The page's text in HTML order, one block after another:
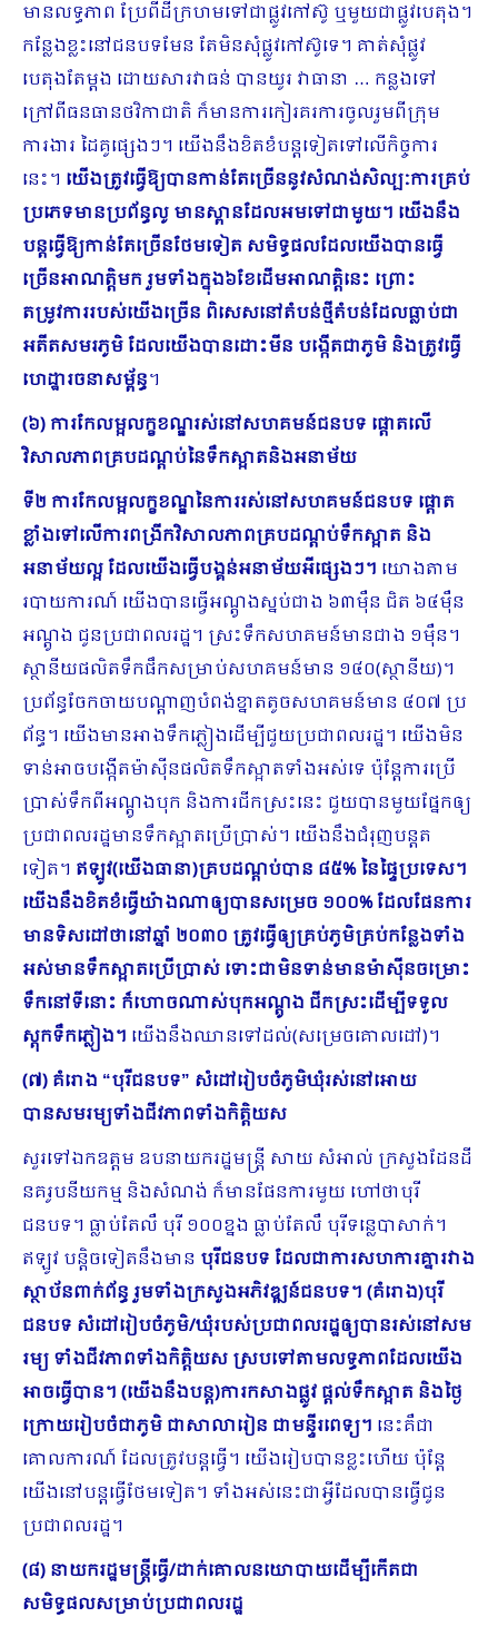
មានលទ្ធភាព ប្រែពីដីក្រហមទៅជាផ្លូវកៅស៊ូ ឬមួយជាផ្លូវបេតុង។
កន្លែងខ្លះនៅជនបទមែន តែមិនសុំផ្លូវកៅស៊ូទេ។ គាត់សុំផ្លូវ
បេតុងតែម្ដង ដោយសារវាធន់ បានយូរ វាធានា … កន្លងទៅ
ក្រៅពីធនធានថវិកាជាតិ ក៏មានការកៀរគរការចូលរួមពីក្រុម
ការងារ ដៃគូផ្សេងៗ។ យើងនឹងខិតខំបន្តទៀតទៅលើកិច្ចការ
នេះ។ យើងត្រូវធ្វើឱ្យបានកាន់តែច្រើននូវសំណង់សិល្បៈការគ្រប់
ប្រភេទមានប្រព័ន្ធលូ មានស្ពានដែលអមទៅជាមួយ។ យើងនឹង
បន្តធ្វើឱ្យកាន់តែច្រើនថែមទៀតសមិទ្ធផលដែលយើងបានធ្វើ
ច្រើនអាណត្តិមក រួមទាំងក្នុង៦ខែដើមអាណត្តិនេះ ព្រោះ
តម្រូវការរបស់យើងច្រើន ពិសេសនៅតំបន់ថ្មីតំបន់ដែលធ្លាប់ជា
អតីតសមរភូមិ ដែលយើងបានដោះមីន បង្កើតជាភូមិ និងត្រូវធ្វើ
ហេដ្ឋារចនាសម្ព័ន្ធ។
(៦) ការកែលម្អលក្ខខណ្ឌរស់នៅសហគមន៍ជនបទ ផ្ដោតលើ
វិសាលភាពគ្របដណ្ដប់នៃទឹកស្អាតនិងអនាម័យ
ទី២ ការកែលម្អលក្ខខណ្ឌនៃការរស់នៅសហគមន៍ជនបទ ផ្ដោត
ខ្លាំងទៅលើការពង្រីកវិសាលភាពគ្របដណ្ដប់ទឹកស្អាត និង
អនាម័យល្អ ដែលយើងធ្វើបង្គន់អនាម័យអីផ្សេងៗ។ យោងតាម
របាយការណ៍ យើងបានធ្វើអណ្ដូងស្នប់ជាង ៦៣ម៉ឺន ជិត ៦៤ម៉ឺន
អណ្ដូង ជូនប្រជាពលរដ្ឋ។ ស្រះទឹកសហគមន៍មានជាង ១ម៉ឺន។
ស្ថានីយផលិតទឹកផឹកសម្រាប់សហគមន៍មាន ១៤០(ស្ថានីយ)។
ប្រព័ន្ធចែកចាយបណ្ដាញបំពង់ខ្នាតតូចសហគមន៍មាន ៤០៧ ប្រ​
ព័ន្ធ។ យើងមានអាងទឹកភ្លៀងដើម្បីជួយប្រជាពលរដ្ឋ។ យើងមិន
ទាន់អាចបង្កើតម៉ាស៊ីនផលិតទឹកស្អាតទាំងអស់ទេ ប៉ុន្តែការប្រើ
ប្រាស់ទឹកពីអណ្ដូងបុក និងការជីកស្រះនេះ ជួយបានមួយផ្នែកឲ្យ
ប្រជាពលរដ្ឋមានទឹកស្អាតប្រើប្រាស់។ យើងនឹងជំរុញបន្តត
ទៀត។ ឥឡូវ(យើងធានា)គ្របដណ្ដប់បាន ៨៥% នៃផ្ទៃប្រទេស។
យើងនឹងខិតខំធ្វើយ៉ាងណាឲ្យបានសម្រេច ១០០% ដែលផែនការ
មានទិសដៅថានៅឆ្នាំ ២០៣០ ត្រូវធ្វើឲ្យគ្រប់ភូមិគ្រប់កន្លែងទាំង
អស់មានទឹកស្អាតប្រើប្រាស់ ទោះជាមិនទាន់មានម៉ាស៊ីនចម្រោះ
ទឹកនៅទីនោះ ក៏ហោចណាស់បុកអណ្ដូង ជីក​ស្រះដើម្បីទទួល
ស្តុកទឹកភ្លៀង។ យើងនឹងឈានទៅដល់(សម្រេចគោលដៅ)។
(៧) គំរោង “បុរីជនបទ” សំដៅរៀបចំភូមិឃុំរស់នៅអោយ
បានសមរម្យទាំងជីវភាពទាំងកិត្តិយស
សួរទៅឯកឧត្ដម ឧបនាយករដ្ឋមន្រ្តី សាយ សំអាល់ ក្រសួងដែនដី
នគរូបនីយកម្ម និងសំណង់ ក៏មានផែនការមួយ ហៅថាបុរី
ជនបទ។ ធ្លាប់តែលឺ បុរី ១០០ខ្នង ធ្លាប់តែលឺ បុរីទន្លេបាសាក់។
ឥឡូវ បន្តិចទៀតនឹងមាន បុរីជនបទ ដែលជាការ​សហការគ្នារវាង
ស្ថាប័នពាក់ព័ន្ធ រួមទាំងក្រសួងអភិវឌ្ឍន៍ជនបទ។ (គំរោង)បុរី
ជនបទ សំដៅរៀបចំភូមិ/ឃុំរបស់ប្រជាពលរដ្ឋឲ្យបានរស់នៅសម
រម្យ ទាំងជីវភាពទាំងកិត្តិយស ស្របទៅតាមលទ្ធភាពដែលយើង
អាចធ្វើបាន។ (យើងនឹងបន្ត)ការកសាងផ្លូវ ផ្តល់ទឹកស្អាត និងថ្ងៃ
ក្រោយរៀបចំជាភូមិ ជាសាលារៀន ជាមន្ទីរពេទ្យ។ នេះគឺជា
គោលការណ៍ ដែលត្រូវបន្តធ្វើ។ យើងរៀបបានខ្លះហើយ ប៉ុន្តែ
យើងនៅបន្តធ្វើថែមទៀត។ ទាំងអស់នេះជាអ្វីដែលបានធ្វើជូន
ប្រជាពលរដ្ឋ។
(៨) នាយករដ្ឋមន្ត្រីធ្វើ/ដាក់គោលនយោបាយដើម្បីកើតជា
សមិទ្ធផលសម្រាប់ប្រជាពលរដ្ឋ